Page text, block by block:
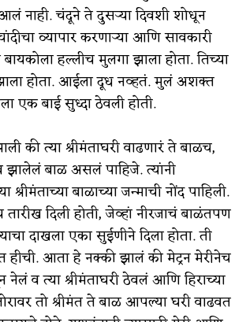
नाही. चंदूने ते दुसऱ्या दिवशी शोधून
व्यापार करणाऱ्या आणि सावकारी
बायकोला हल्लीच मुलगा झाला होता. तिच्या
होता. आईला दूध नव्हतं. मुलं अशक्त
एक बाई सुध्दा ठेवली होती.
की त्या श्रीमंताघरी वाढणारं ते बाळच,
बाळ असलं पाहिजे. त्यांनी
श्रीमंताच्या बाळाच्या जन्माची नोंद पाहिली.
दिली होती, जेव्हां नीरजाचं बाळंतपण
दाखला एका सुईणीने दिला होता. ती
हीची. आता हे नक्की झालं की मेट्रन मेरीनेच
व त्या श्रीमंताघरी ठेवलं आणि हिराच्या
तो श्रीमंत ते बाळ आपल्या घरी वाढवत